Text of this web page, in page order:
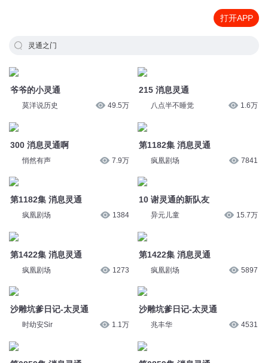
打开APP
灵通之门
爷爷的小灵通
莫洋说历史 49.5万
300 消息灵通啊
悄然有声 7.9万
第1182集 消息灵通
疯凰剧场 1384
第1422集 消息灵通
疯凰剧场 1273
沙雕坑爹日记-太灵通
时幼安Sir 1.1万
215 消息灵通
八点半不睡觉 1.6万
第1182集 消息灵通
疯凰剧场 7841
10 谢灵通的新队友
异元儿童 15.7万
第1422集 消息灵通
疯凰剧场 5897
沙雕坑爹日记-太灵通
兆丰华 4531